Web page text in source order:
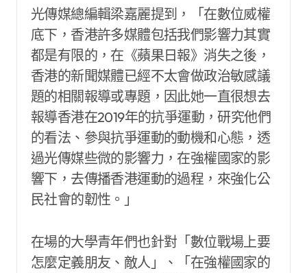
光傳媒總編輯梁嘉麗提到，「在數位威權
底下，香港許多媒體包括我們影響力其實
都是有限的，在《蘋果日報》消失之後，
香港的新聞媒體已經不太會做政治敏感議
題的相關報導或專題，因此她一直很想去
報導香港在2019年的抗爭運動，研究他們
的看法、參與抗爭運動的動機和心態，透
過光傳媒些微的影響力，在強權國家的影
響下，去傳播香港運動的過程，來強化公
民社會的韌性。」
在場的大學青年們也針對「數位戰場上要
怎麼定義朋友、敵人」、「在強權國家的